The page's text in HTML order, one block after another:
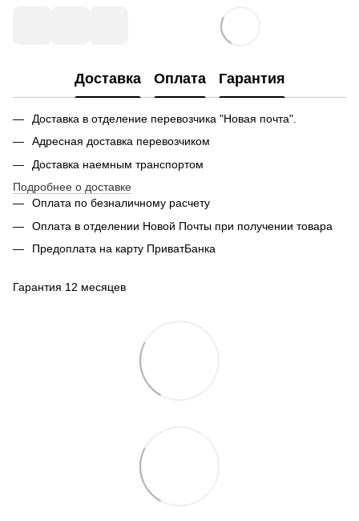
Доставка Оплата Гарантия
Доставка в отделение перевозчика "Новая почта".
Адресная доставка перевозчиком
Доставка наемным транспортом
Подробнее о доставке
Оплата по безналичному расчету
Оплата в отделении Новой Почты при получении товара
Предоплата на карту ПриватБанка
Гарантия 12 месяцев